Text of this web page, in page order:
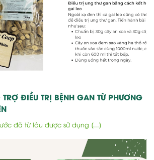
ĐIỀU TRỊ BỆNH GAN TỪ PHƯƠNG
đã từ lâu được sử dụng [...]